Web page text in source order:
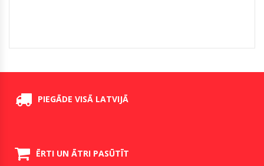
PIEGĀDE VISĀ LATVIJĀ
ĒRTI UN ĀTRI PASŪTĪT